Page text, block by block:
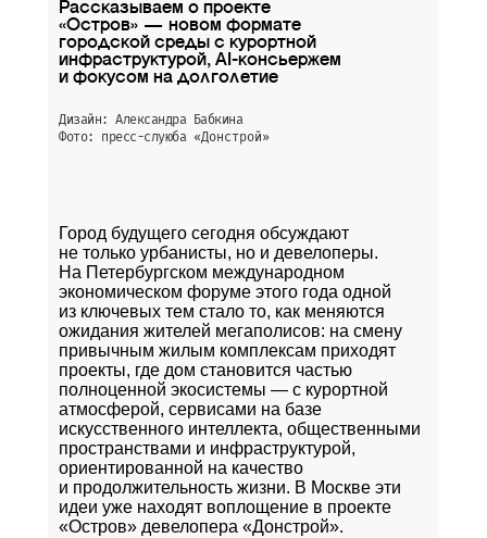
Рассказываем о проекте
«Остров» — новом формате
городской среды с курортной
инфраструктурой, AI-консьержем
и фокусом на долголетие
Дизайн: Александра Бабкина
Фото: пресс-слуюба «Донстрой»
Город будущего сегодня обсуждают
не только урбанисты, но и девелоперы.
На Петербургском международном
экономическом форуме этого года одной
из ключевых тем стало то, как меняются
ожидания жителей мегаполисов: на смену
привычным жилым комплексам приходят
проекты, где дом становится частью
полноценной экосистемы — с курортной
атмосферой, сервисами на базе
искусственного интеллекта, общественными
пространствами и инфраструктурой,
ориентированной на качество
и продолжительность жизни. В Москве эти
идеи уже находят воплощение в проекте
«Остров» девелопера «Донстрой».